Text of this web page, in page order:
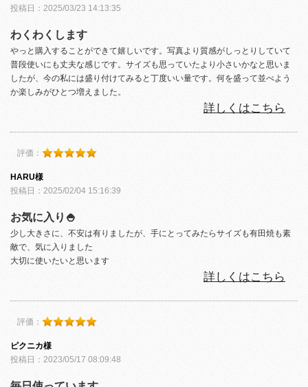
投稿日：2025/03/23 14:13:35
わくわくします
やっと購入することができて嬉しいです。写真より質感がしっとりしていて
普段使いにも丈夫な感じです。サイズも思っていたより小さいかなと思いま
したが、今の私には盛り付けてみると丁度いい量です。何を盛って並べよう
か楽しみがひとつ増えました。
詳しくはこちら
評価：
HARU様
投稿日：2025/02/04 15:16:39
お気に入り🍚
少し大きさに、不安は有りましたが、手にとってみたらサイズも有田焼も素
敵で、気に入りました
大切に使いたいと思います
詳しくはこちら
評価：
ピクニカ様
投稿日：2023/05/17 08:09:48